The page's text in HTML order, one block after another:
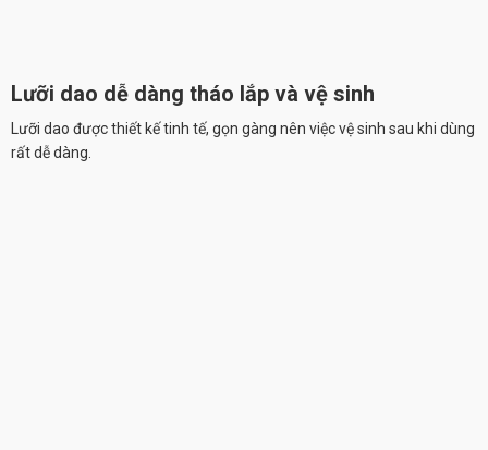
Lưỡi dao dễ dàng tháo lắp và vệ sinh
Lưỡi dao được thiết kế tinh tế, gọn gàng nên việc vệ sinh sau khi dùng
rất dễ dàng.